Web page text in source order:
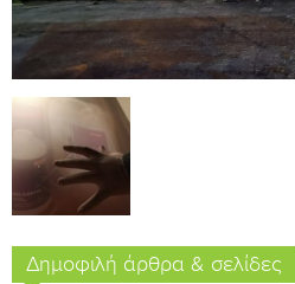
Δημοφιλή άρθρα & σελίδες